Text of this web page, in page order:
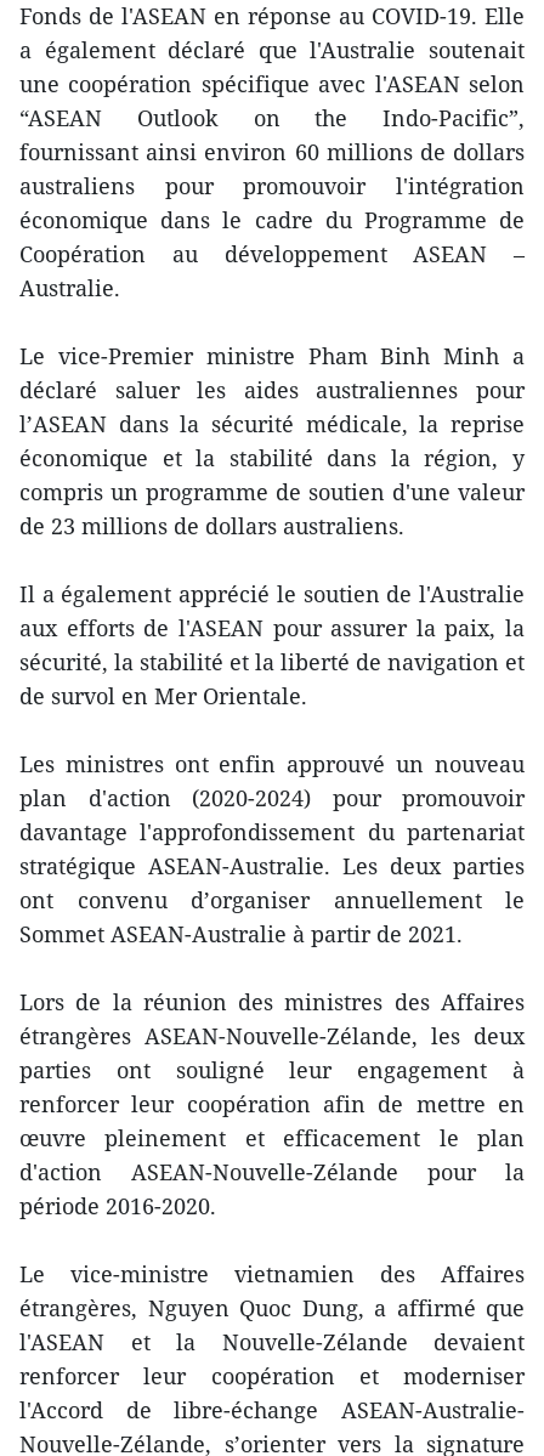
Fonds de l'ASEAN en réponse au COVID-19. Elle
a également déclaré que l'Australie soutenait
une coopération spécifique avec l'ASEAN selon
“ASEAN Outlook on the Indo-Pacific”,
fournissant ainsi environ 60 millions de dollars
australiens pour promouvoir l'intégration
économique dans le cadre du Programme de
Coopération au développement ASEAN –
Australie.
Le vice-Premier ministre Pham Binh Minh a
déclaré saluer les aides australiennes pour
l’ASEAN dans la sécurité médicale, la reprise
économique et la stabilité dans la région, y
compris un programme de soutien d'une valeur
de 23 millions de dollars australiens.
Il a également apprécié le soutien de l'Australie
aux efforts de l'ASEAN pour assurer la paix, la
sécurité, la stabilité et la liberté de navigation et
de survol en Mer Orientale.
Les ministres ont enfin approuvé un nouveau
plan d'action (2020-2024) pour promouvoir
davantage l'approfondissement du partenariat
stratégique ASEAN-Australie. Les deux parties
ont convenu d’organiser annuellement le
Sommet ASEAN-Australie à partir de 2021.
Lors de la réunion des ministres des Affaires
étrangères ASEAN-Nouvelle-Zélande, les deux
parties ont souligné leur engagement à
renforcer leur coopération afin de mettre en
œuvre pleinement et efficacement le plan
d'action ASEAN-Nouvelle-Zélande pour la
période 2016-2020.
Le vice-ministre vietnamien des Affaires
étrangères, Nguyen Quoc Dung, a affirmé que
l'ASEAN et la Nouvelle-Zélande devaient
renforcer leur coopération et moderniser
l'Accord de libre-échange ASEAN-Australie-
Nouvelle-Zélande, s’orienter vers la signature